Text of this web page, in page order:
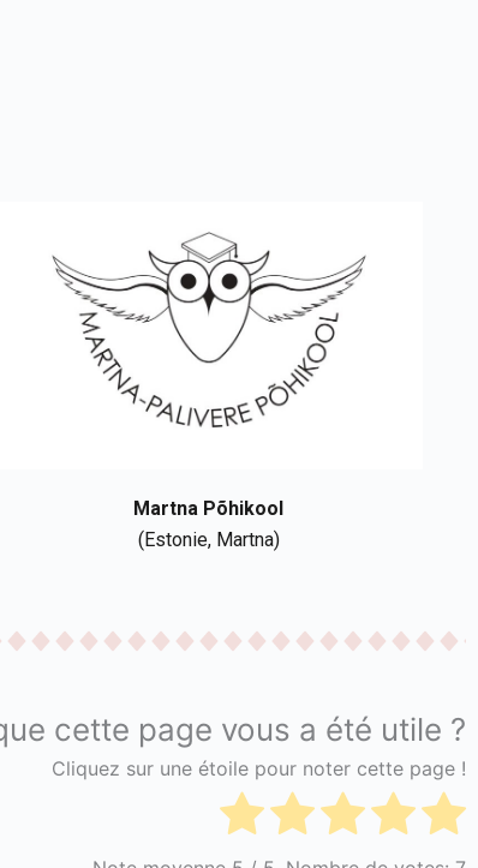
Martna Põhikool
(Estonie, Martna)
cette page vous a été utile ?
Cliquez sur une étoile pour noter cette page !